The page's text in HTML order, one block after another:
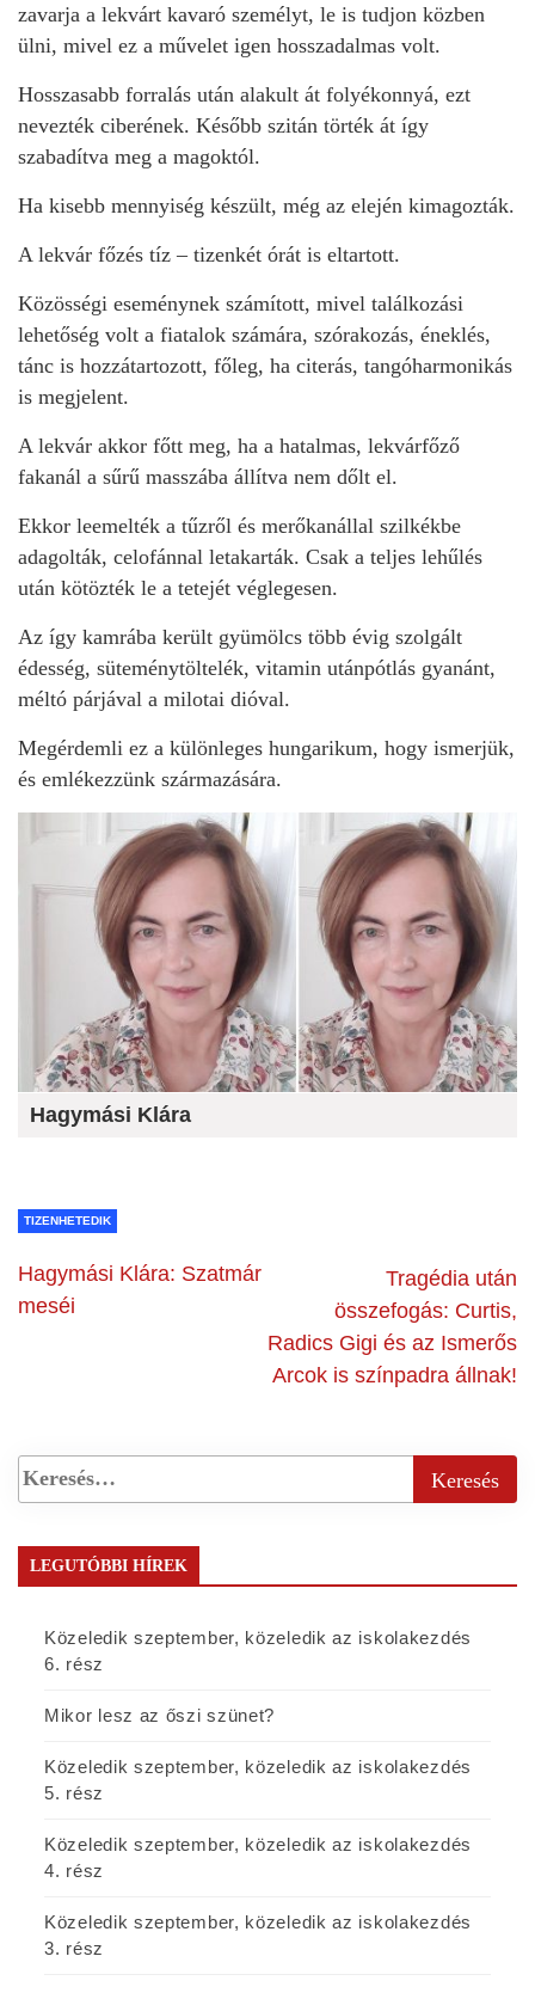
zavarja a lekvárt kavaró személyt, le is tudjon közben
ülni, mivel ez a művelet igen hosszadalmas volt.
Hosszasabb forralás után alakult át folyékonnyá, ezt
nevezték ciberének. Később szitán törték át így
szabadítva meg a magoktól.
Ha kisebb mennyiség készült, még az elején kimagozták.
A lekvár főzés tíz – tizenkét órát is eltartott.
Közösségi eseménynek számított, mivel találkozási
lehetőség volt a fiatalok számára, szórakozás, éneklés,
tánc is hozzátartozott, főleg, ha citerás, tangóharmonikás
is megjelent.
A lekvár akkor főtt meg, ha a hatalmas, lekvárfőző
fakanál a sűrű masszába állítva nem dőlt el.
Ekkor leemelték a tűzről és merőkanállal szilkékbe
adagolták, celofánnal letakarták. Csak a teljes lehűlés
után kötözték le a tetejét véglegesen.
Az így kamrába került gyümölcs több évig szolgált
édesség, süteménytöltelék, vitamin utánpótlás gyanánt,
méltó párjával a milotai dióval.
Megérdemli ez a különleges hungarikum, hogy ismerjük,
és emlékezzünk származására.
Hagymási Klára
TIZENHETEDIK
Hagymási Klára: Szatmár
meséi
Tragédia után
összefogás: Curtis,
Radics Gigi és az Ismerős
Arcok is színpadra állnak!
LEGUTÓBBI HÍREK
Közeledik szeptember, közeledik az iskolakezdés
6. rész
Mikor lesz az őszi szünet?
Közeledik szeptember, közeledik az iskolakezdés
5. rész
Közeledik szeptember, közeledik az iskolakezdés
4. rész
Közeledik szeptember, közeledik az iskolakezdés
3. rész